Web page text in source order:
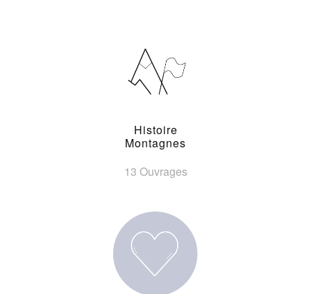
Histoire
Montagnes
13 Ouvrages